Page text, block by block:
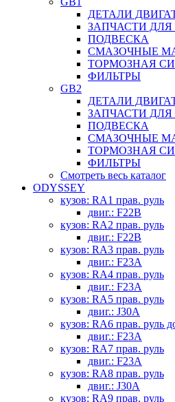
ДЕТАЛИ
ЗАПЧАСТИ ДЛЯ
ПОДВЕСКА
СМАЗОЧНЫЕ
ТОРМОЗНАЯ
ФИЛЬТРЫ
GB2
ДЕТАЛИ
ЗАПЧАСТИ ДЛЯ
ПОДВЕСКА
СМАЗОЧНЫЕ
ТОРМОЗНАЯ
ФИЛЬТРЫ
Смотреть весь каталог
ODYSSEY
кузов: RA1 прав. руль
двиг.: F22B
кузов: RA2 прав. руль
двиг.: F22B
кузов: RA3 прав. руль
двиг.: F23A
кузов: RA4 прав. руль
двиг.: F23A
кузов: RA5 прав. руль
двиг.: J30A
кузов: RA6 прав. руль
двиг.: F23A
кузов: RA7 прав. руль
двиг.: F23A
кузов: RA8 прав. руль
двиг.: J30A
кузов: RA9 прав. руль